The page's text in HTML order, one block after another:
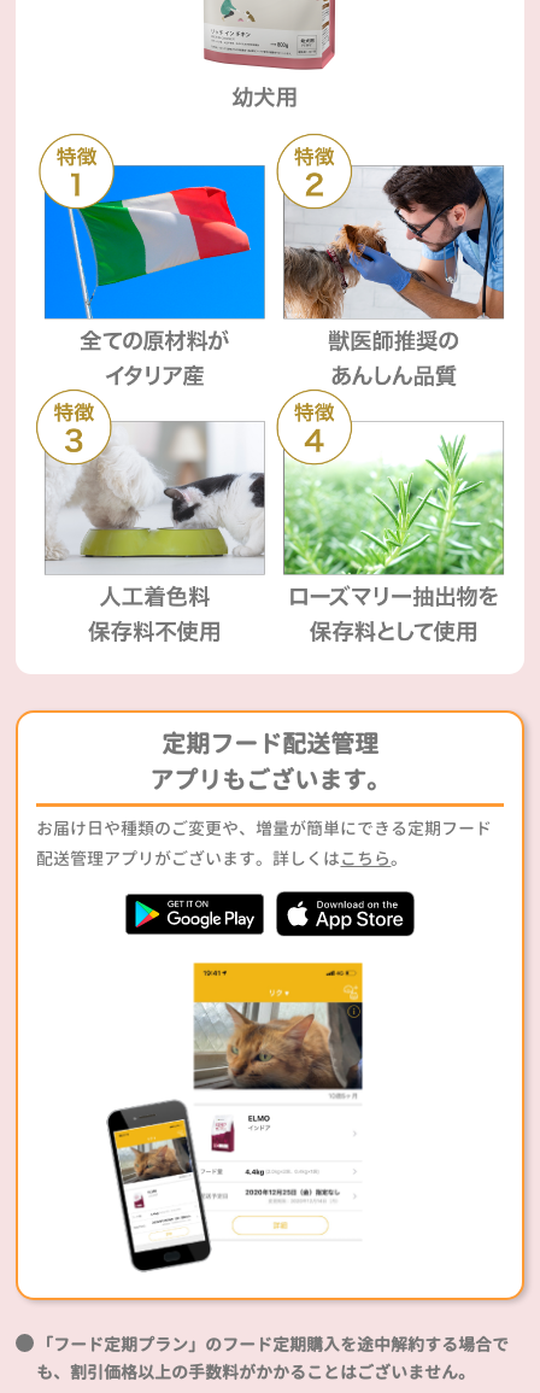
定期フード配送管理
アプリもございます。
お届け日や種類のご変更や、増量が簡単にできる定期フード
配送管理アプリがございます。詳しくはこちら。
「フード定期プラン」のフード定期購入を途中解約する場合で
も、割引価格以上の手数料がかかることはございません。